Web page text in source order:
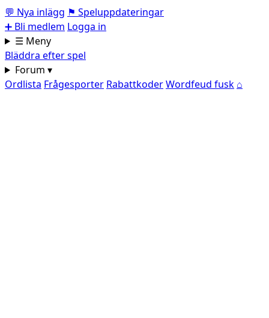
💬 Nya inlägg ⚑ Speluppdateringar
➕ Bli medlem Logga in
☰ Meny
Bläddra efter spel
Forum ▾
Ordlista Frågesporter RabattkoderWordfeud fusk ⌂